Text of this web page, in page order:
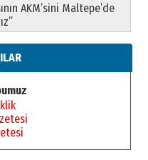
AKM’sini Maltepe’de